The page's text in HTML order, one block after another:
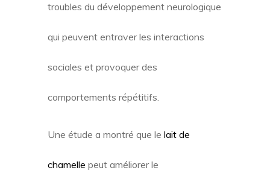
troubles du développement neurologique
qui peuvent entraver les interactions
sociales et provoquer des
comportements répétitifs.
Une étude a montré que le lait de
chamelle peut améliorer le